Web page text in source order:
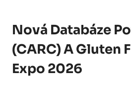
Nová Databáze
(CARC) A Gluten
Expo 2026